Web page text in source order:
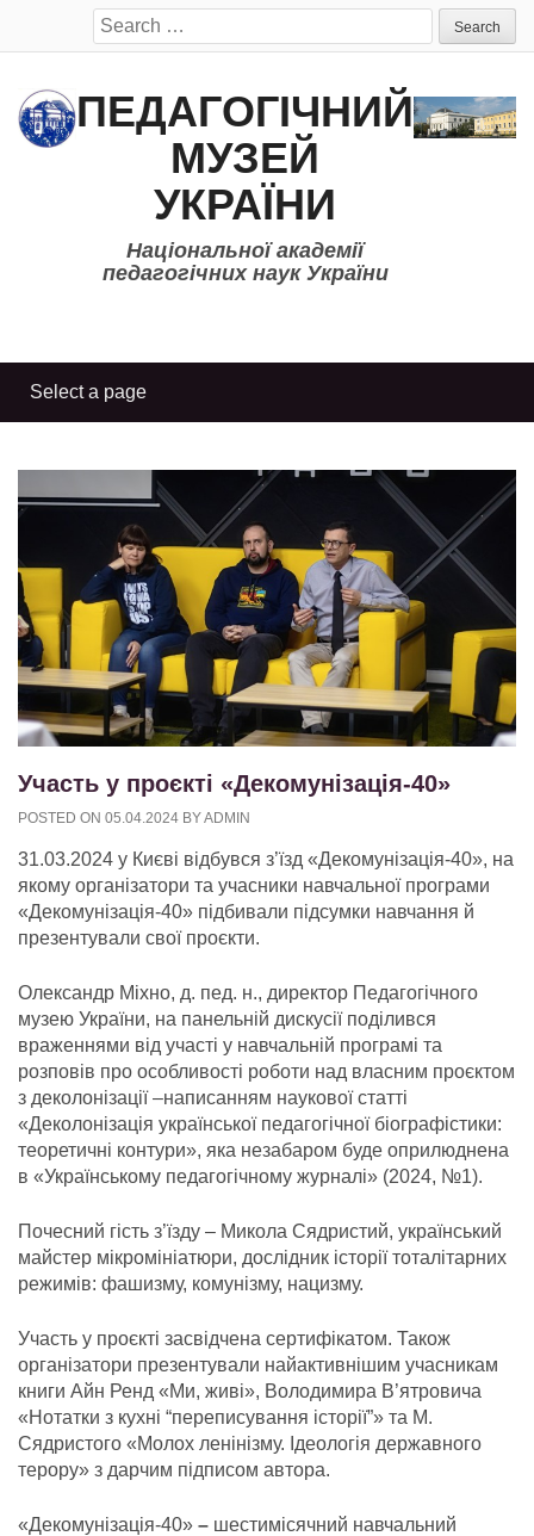
Search
for:
ПЕДАГОГІЧНИЙ
МУЗЕЙ
УКРАЇНИ
Національної академії
педагогічних наук України
Участь у проєкті «Декомунізація-40»
POSTED ON 05.04.2024 BYADMIN
31.03.2024 у Києві відбувся з’їзд «Декомунізація-40», на
якому організатори та учасники навчальної програми
«Декомунізація-40» підбивали підсумки навчання й
презентували свої проєкти.
Олександр Міхно, д. пед. н., директор Педагогічного
музею України, на панельній дискусії поділився
враженнями від участі у навчальній програмі та
розповів про особливості роботи над власним проєктом
з деколонізації –написанням наукової статті
«Деколонізація української педагогічної біографістики:
теоретичні контури», яка незабаром буде оприлюднена
в «Українському педагогічному журналі» (2024, №1).
Почесний гість з’їзду – Микола Сядристий, український
майстер мікромініатюри, дослідник історії тоталітарних
режимів: фашизму, комунізму, нацизму.
Участь у проєкті засвідчена сертифікатом. Також
організатори презентували найактивнішим учасникам
книги Айн Ренд «Ми, живі», Володимира В’ятровича
«Нотатки з кухні “переписування історії”» та М.
Сядристого «Молох ленінізму. Ідеологія державного
терору» з дарчим підписом автора.
«Декомунізація-40» – шестимісячний навчальний